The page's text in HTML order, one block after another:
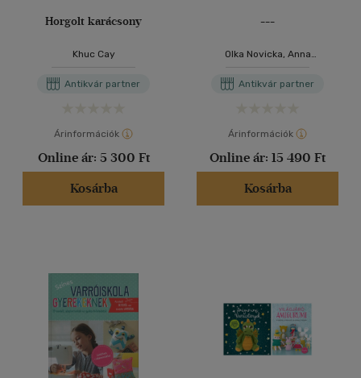
Horgolt karácsony
Khuc Cay
Antikvár partner
Árinformációk
Online ár: 5 300 Ft
Kosárba
---
Olka Novicka, Anna
Antikvár partner
Árinformációk
Online ár: 15 490 Ft
Kosárba